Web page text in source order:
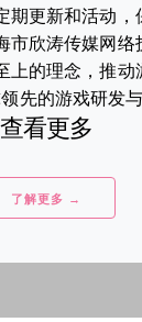
期更新和活动，
市欣涛传媒网络
上的理念，推动
先的游戏研发
查看更多
了解更多 →